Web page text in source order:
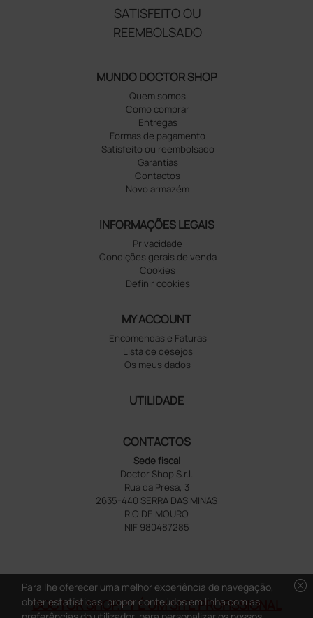
SATISFEITO OU
REEMBOLSADO
MUNDO DOCTOR SHOP
Quem somos
Como comprar
Entregas
Formas de pagamento
Satisfeito ou reembolsado
Garantias
Contactos
Novo armazém
INFORMAÇÕES LEGAIS
Privacidade
Condições gerais de venda
Cookies
Definir cookies
MY ACCOUNT
Encomendas e Faturas
Lista de desejos
Os meus dados
UTILIDADE
CONTACTOS
Sede fiscal
Doctor Shop S.r.l.
Rua da Presa, 3
2635-440 SERRA DAS MINAS
RIO DE MOURO
NIF 980487285
DOCTOR SHOP.PT É UM SITE PROFISSIONAL
cancel
Para lhe oferecer uma melhor experiência de navegação,
obter estatísticas, propor conteúdos em linha com as